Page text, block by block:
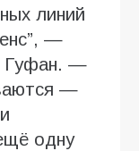
линий
—
Гуфан. —
—
одну